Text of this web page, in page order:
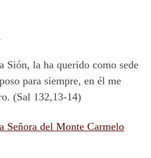
Sión, la ha querido como sede
para siempre, en él me
(Sal 132,13-14)
Señora del Monte Carmelo